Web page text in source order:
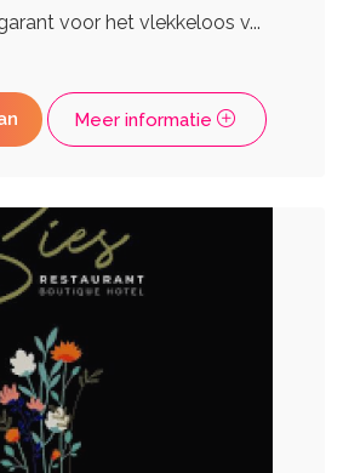
voor het vlekkeloos v...
Meer informatie